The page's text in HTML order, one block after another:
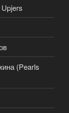
(Pearls